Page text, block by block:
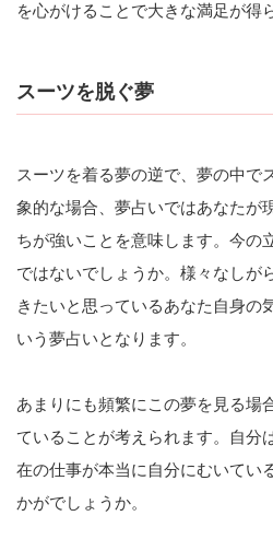
を心がけることで大きな満足が得
スーツを脱ぐ夢
スーツを着る夢の逆で、夢の中で
象的な場合、夢占いではあなたが
ちが強いことを意味します。今の
ではないでしょうか。様々なしが
きたいと思っているあなた自身の
いう夢占いとなります。
あまりにも頻繁にこの夢を見る場
ていることが考えられます。自分
在の仕事が本当に自分にむいてい
かがでしょうか。